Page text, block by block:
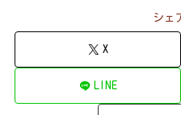
シェ
X
LINE